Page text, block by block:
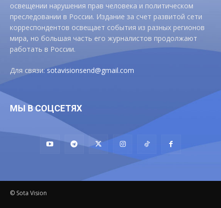
освещении нарушения прав человека и политическом
преследовании в России. Издание за счет развитой сети
корреспондентов освещает события из разных регионов
мира, но большая часть его журналистов продолжают
работать в России.
Для связи:sotavisionsend@gmail.com
МЫ В СОЦСЕТЯХ
© Sota Vision